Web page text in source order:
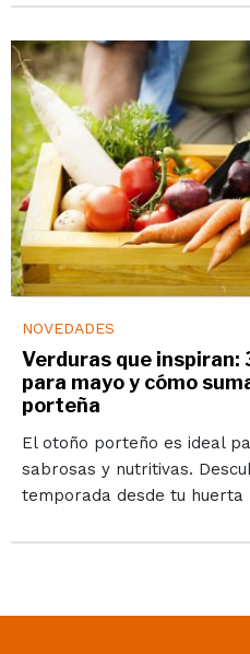
NOVEDADES
Verduras que inspiran:
para mayo y cómo
porteña
El otoño porteño es ideal
sabrosas y nutritivas.
temporada desde tu